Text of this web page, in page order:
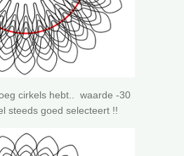
cirkels hebt.. waarde -30
steeds goed selecteert !!